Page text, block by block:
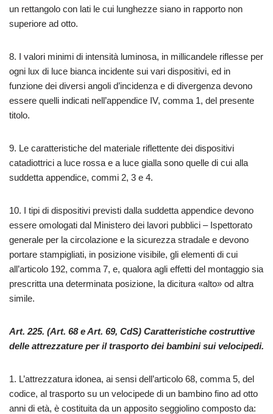
un rettangolo con lati le cui lunghezze siano in rapporto non
superiore ad otto.
8. I valori minimi di intensità luminosa, in millicandele riflesse per
ogni lux di luce bianca incidente sui vari dispositivi, ed in
funzione dei diversi angoli d’incidenza e di divergenza devono
essere quelli indicati nell’appendice IV, comma 1, del presente
titolo.
9. Le caratteristiche del materiale riflettente dei dispositivi
catadiottrici a luce rossa e a luce gialla sono quelle di cui alla
suddetta appendice, commi 2, 3 e 4.
10. I tipi di dispositivi previsti dalla suddetta appendice devono
essere omologati dal Ministero dei lavori pubblici – Ispettorato
generale per la circolazione e la sicurezza stradale e devono
portare stampigliati, in posizione visibile, gli elementi di cui
all’articolo 192, comma 7, e, qualora agli effetti del montaggio sia
prescritta una determinata posizione, la dicitura «alto» od altra
simile.
Art. 225. (Art. 68 e Art. 69, CdS) Caratteristiche costruttive
delle attrezzature per il trasporto dei bambini sui velocipedi.
1. L’attrezzatura idonea, ai sensi dell’articolo 68, comma 5, del
codice, al trasporto su un velocipede di un bambino fino ad otto
anni di età, è costituita da un apposito seggiolino composto da: